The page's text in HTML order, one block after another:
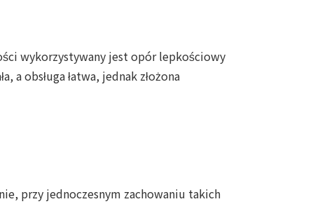
wykorzystywany jest opór lepkościowy
a obsługa łatwa, jednak złożona
przy jednoczesnym zachowaniu takich